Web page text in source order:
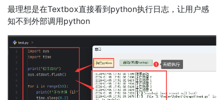
最理想是在Textbox直接看到python执行日志，让用户感
知不到外部调用python